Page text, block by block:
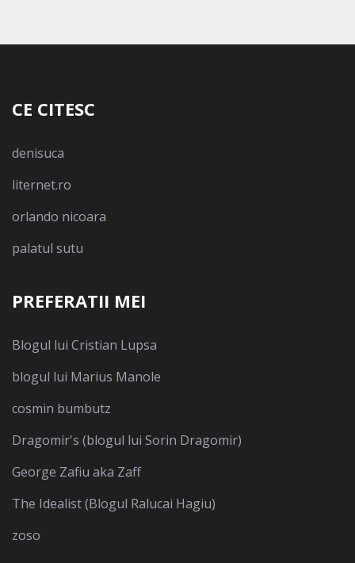
CE CITESC
denisuca
liternet.ro
orlando nicoara
palatul sutu
PREFERATII MEI
Blogul lui Cristian Lupsa
blogul lui Marius Manole
cosmin bumbutz
Dragomir's (blogul lui Sorin Dragomir)
George Zafiu aka Zaff
The Idealist (Blogul Ralucai Hagiu)
zoso